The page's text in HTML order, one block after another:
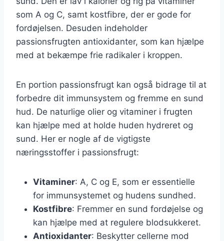
som A og C, samt kostfibre, der er gode for
fordøjelsen. Desuden indeholder
passionsfrugten antioxidanter, som kan hjælpe
med at bekæmpe frie radikaler i kroppen.
En portion passionsfrugt kan også bidrage til at
forbedre dit immunsystem og fremme en sund
hud. De naturlige olier og vitaminer i frugten
kan hjælpe med at holde huden hydreret og
sund. Her er nogle af de vigtigste
næringsstoffer i passionsfrugt:
Vitaminer: A, C og E, som er essentielle
for immunsystemet og hudens sundhed.
Kostfibre: Fremmer en sund fordøjelse og
kan hjælpe med at regulere blodsukkeret.
Antioxidanter: Beskytter cellerne mod